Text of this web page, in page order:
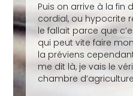
Puis on arrive à la fin
cordial, ou hypocrite
le fallait parce que
qui peut vite faire
la préviens
me dit là, je vais le
chambre